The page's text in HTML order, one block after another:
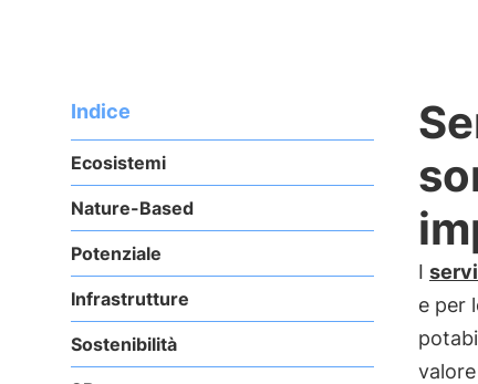
Indice
Ecosistemi
Nature-Based
Potenziale
Infrastrutture
Sostenibilità
I
e per